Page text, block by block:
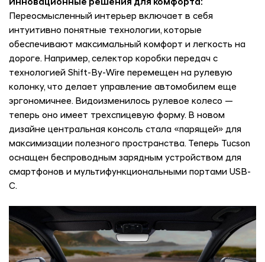
Инновационные решения для комфорта:
Переосмысленный интерьер включает в себя
интуитивно понятные технологии, которые
обеспечивают максимальный комфорт и легкость на
дороге. Например, селектор коробки передач с
технологией Shift-By-Wire перемещен на рулевую
колонку, что делает управление автомобилем еще
эргономичнее. Видоизменилось рулевое колесо —
теперь оно имеет трехспицевую форму. В новом
дизайне центральная консоль стала «парящей» для
максимизации полезного пространства. Теперь Tucson
оснащен беспроводным зарядным устройством для
смартфонов и мультифункциональными портами USB-
C.